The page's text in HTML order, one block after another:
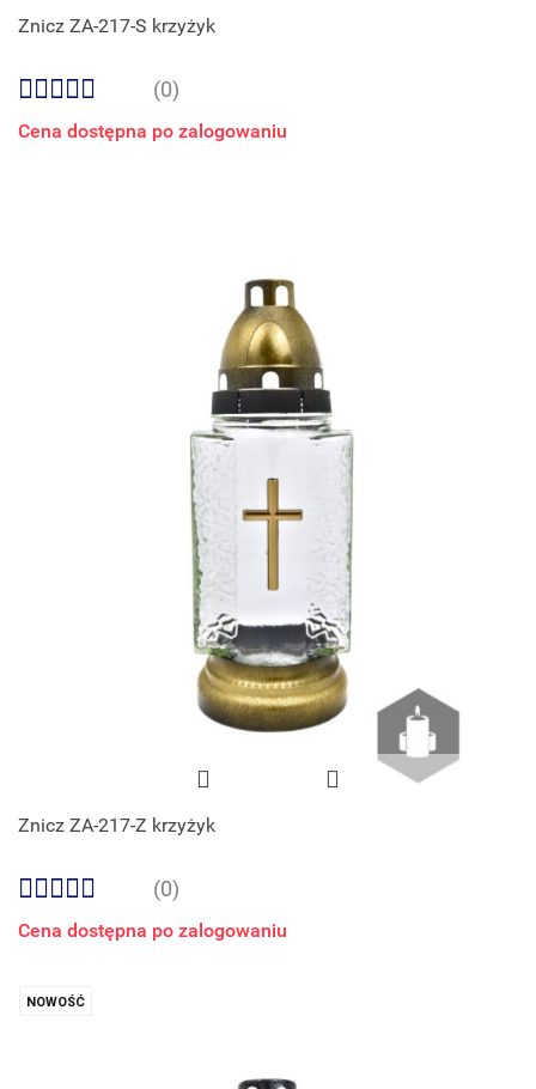
Znicz ZA-217-S krzyżyk
(0)
Cena dostępna po zalogowaniu
Znicz ZA-217-Z krzyżyk
(0)
Cena dostępna po zalogowaniu
NOWOŚĆ